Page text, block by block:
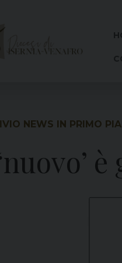
NEWS IN PRIMO